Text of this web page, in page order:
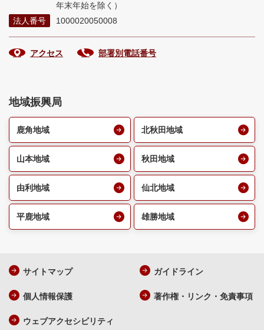
年末年始を除く）
法人番号
1000020050008
アクセス 部署別電話番号
地域振興局
鹿角地域 北秋田地域
山本地域 秋田地域
由利地域 仙北地域
平鹿地域 雄勝地域
サイトマップ ガイドライン
個人情報保護 著作権・リンク・免責事項
ウェブアクセシビリティ